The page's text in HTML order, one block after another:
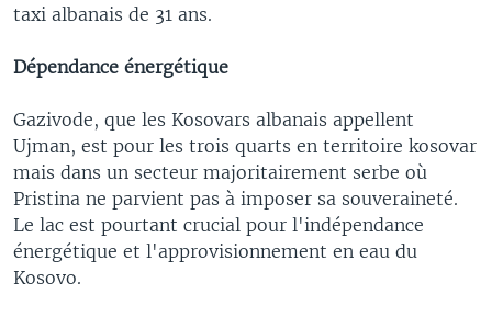
taxi albanais de 31 ans.
Dépendance énergétique
Gazivode, que les Kosovars albanais appellent
Ujman, est pour les trois quarts en territoire kosovar
mais dans un secteur majoritairement serbe où
Pristina ne parvient pas à imposer sa souveraineté.
Le lac est pourtant crucial pour l'indépendance
énergétique et l'approvisionnement en eau du
Kosovo.